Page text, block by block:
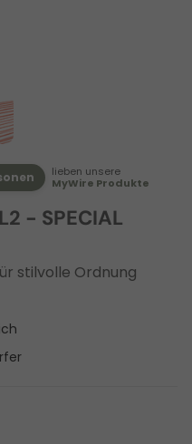
lieben unsere
MyWire Produkte
- SPECIAL
stilvolle Ordnung